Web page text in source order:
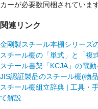
カーが必要数同梱されています
関連リンク
金剛製スチール本棚シリーズ
スチール棚の「単式」と「複
スチール書架「KCJA」の電
JIS認証製品のスチール棚(物
スチール棚組立辞典 | 工具・
て解説